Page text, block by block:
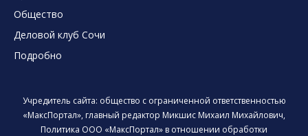
Общество
Деловой клуб Сочи
Подробно
Учредитель сайта: общество с ограниченной ответственностью
«МаксПортал», главный редактор Микшис Михаил Михайлович,
Политика ООО «МаксПортал» в отношении обработки